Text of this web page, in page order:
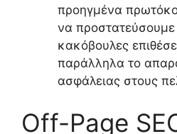
προηγμένα
να
κακόβουλες
παράλληλα το
ασφάλειας στους
Off-Page